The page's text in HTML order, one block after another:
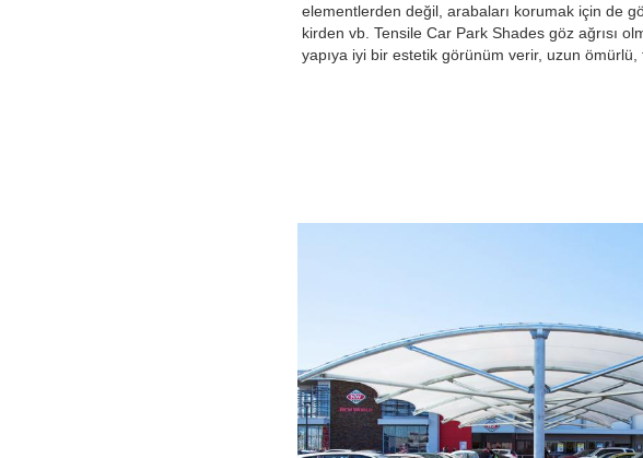
elementlerden değil, arabaları korumak için de
kirden vb. Tensile Car Park Shades göz ağrısı
yapıya iyi bir estetik görünüm verir, uzun